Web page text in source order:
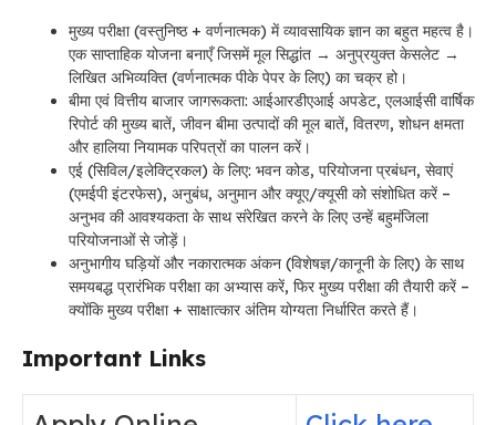
मुख्य परीक्षा (वस्तुनिष्ठ + वर्णनात्मक) में व्यावसायिक ज्ञान का बहुत महत्व है।
एक साप्ताहिक योजना बनाएँ जिसमें मूल सिद्धांत → अनुप्रयुक्त केसलेट →
लिखित अभिव्यक्ति (वर्णनात्मक पीके पेपर के लिए) का चक्र हो।
बीमा एवं वित्तीय बाजार जागरूकता: आईआरडीएआई अपडेट, एलआईसी वार्षिक
रिपोर्ट की मुख्य बातें, जीवन बीमा उत्पादों की मूल बातें, वितरण, शोधन क्षमता
और हालिया नियामक परिपत्रों का पालन करें।
एई (सिविल/इलेक्ट्रिकल) के लिए: भवन कोड, परियोजना प्रबंधन, सेवाएं
(एमईपी इंटरफेस), अनुबंध, अनुमान और क्यूए/क्यूसी को संशोधित करें –
अनुभव की आवश्यकता के साथ संरेखित करने के लिए उन्हें बहुमंजिला
परियोजनाओं से जोड़ें।
अनुभागीय घड़ियों और नकारात्मक अंकन (विशेषज्ञ/कानूनी के लिए) के साथ
समयबद्ध प्रारंभिक परीक्षा का अभ्यास करें, फिर मुख्य परीक्षा की तैयारी करें –
क्योंकि मुख्य परीक्षा + साक्षात्कार अंतिम योग्यता निर्धारित करते हैं।
Important Links